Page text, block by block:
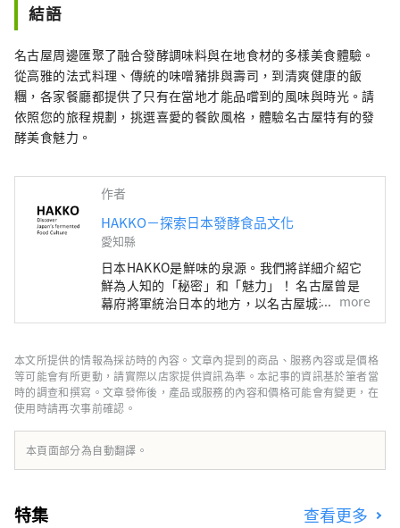
風味，令人驚艷。
午餐時段推薦搭配家常小菜與味噌湯的
壽司套餐。除此之外，還能享用海鮮
丼、刺身等豐富的新鮮海味料理。
餐可選。
在仙之助，還能品嚐到知多半島引以為
傲的銘酒，以及多款與和食絕配的酒
品，讓人盡情享受日式餐酒之美。
店內裝潢富有和風韻味，氣氛沉穩放
鬆，是與朋友或旅伴共度美好時光的理
想場所。除了吧檯與一般桌席，也設有
無障礙座位與宴會空間，任何人都能安
歡迎蒞臨「仙之助」，盡情品味知多的
海之恩惠與在地美酒。
結語
名古屋周邊匯聚了融合發酵調味料與在地食材的多樣美食體驗。
從高雅的法式料理、傳統的味噌豬排與壽司，到清爽健康的飯
糰，各家餐廳都提供了只有在當地才能品嚐到的風味與時光。請
依照您的旅程規劃，挑選喜愛的餐飲風格，體驗名古屋特有的發
酵美食魅力。
作者
HAKKO－探索日本發酵食品文化
愛知縣
日本HAKKO是鮮味的泉源。我們將詳細介紹它
鮮為人知的「秘密」和「魅力」！ 名古屋曾是
幕府將軍統治日本的地方，以名古屋城和吉卜力
公園而聞名，但它實際上是美食文化的寶庫，孕
HAKKO？ HAKKO技術在決定日本料理口味的調
味料生產以及風靡全球的清酒釀造中發揮著至關
重要的作用。 ■名古屋是什麼樣的？ 名古屋位
於日本中部，是航空和陸路交通樞紐。得天獨厚
的自然環境和氣候孕育了獨特的發酵食品文化。
知多半島被伊勢灣和三河灣環繞，風景優美，自
more
本文所提供的情報為採訪時的內容。文章內提到的商品、服務內容或是價格
等可能會有所更動，請實際以店家提供資訊為準。本記事的資訊基於筆者當
時的調查和撰寫。文章發佈後，產品或服務的內容和價格可能會有變更，在
使用時請再次事前確認。
本頁面部分為自動翻譯。
特集 查看更多